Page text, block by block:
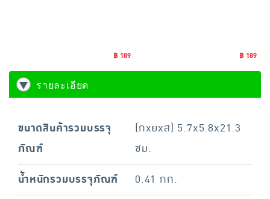
฿ 189 ฿ 189
รายละเอียด
ขนาดสินค้ารวมบรรจุ
ภัณฑ์
(กxยxส) 5.7x5.8x21.3
ซม.
น้ำหนักรวมบรรจุภัณฑ์
0.41 กก.